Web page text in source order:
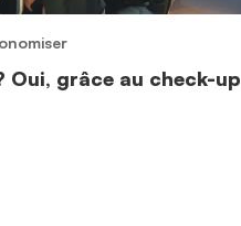
Oui, grâce au check-up